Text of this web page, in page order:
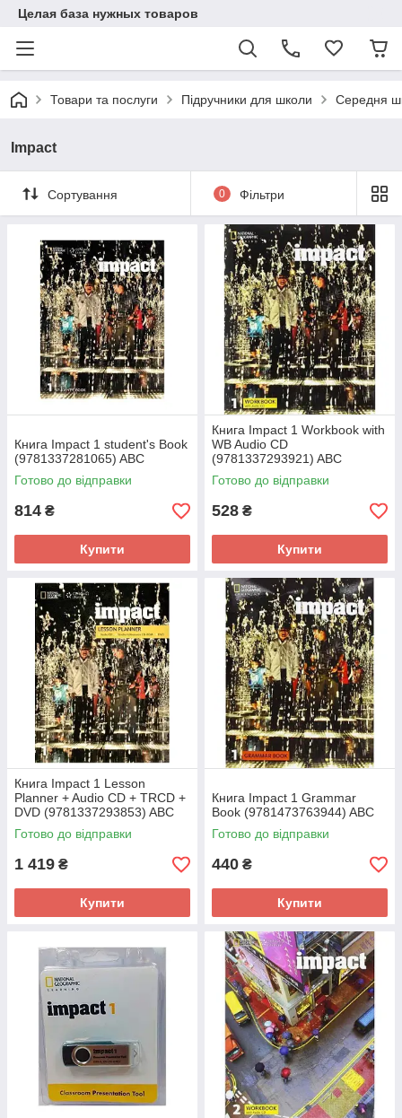
Целая база нужных товаров
Товари та послуги Підручники для школи Середня
Impact
Сортування 0 Фільтри
Книга Impact 1 student's Book
(9781337281065) ABC
Готово до відправки
814 ₴
Купити
Книга Impact 1 Workbook with
WB Audio CD
(9781337293921) ABC
Готово до відправки
528 ₴
Купити
Книга Impact 1 Lesson
Planner + Audio CD + TRCD +
DVD (9781337293853) ABC
Готово до відправки
1 419 ₴
Купити
Книга Impact 1 Grammar
Book (9781473763944) ABC
Готово до відправки
440 ₴
Купити